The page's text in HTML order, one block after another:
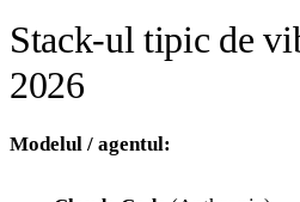
Stack-ul tipic de
2026
Modelul / agentul: